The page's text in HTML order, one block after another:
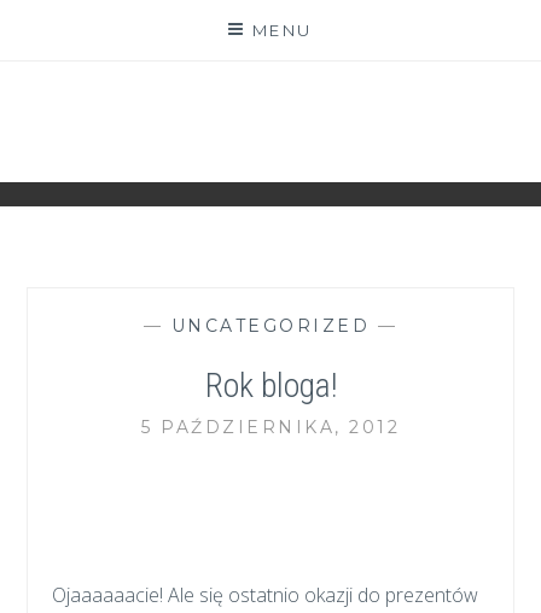
MENU
— UNCATEGORIZED —
Rok bloga!
5 PAŹDZIERNIKA, 2012
Ojaaaaaacie! Ale się ostatnio okazji do prezentów